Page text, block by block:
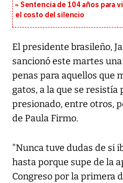
Sentencia de 104 años para
el costo del silencio
El presidente brasileño,
sancionó este martes
penas para aquellos que
gatos, a la que se resistía
presionado, entre otros,
de Paula Firmo.
"Nunca tuve dudas de si
hasta porque supe de la
Congreso por la primera